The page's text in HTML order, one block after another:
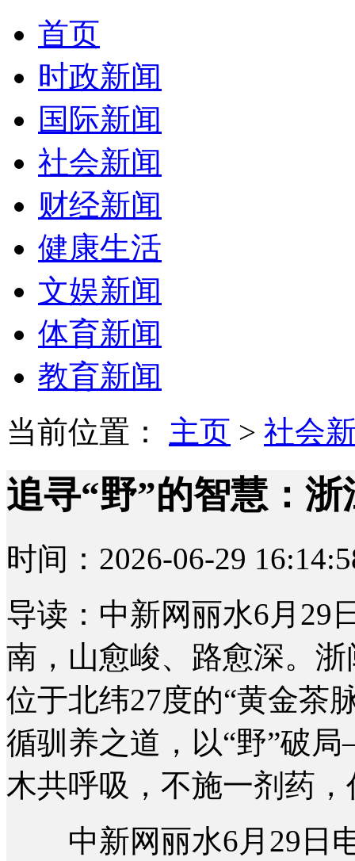
首页
时政新闻
国际新闻
社会新闻
财经新闻
健康生活
文娱新闻
体育新闻
教育新闻
当前位置： 主页 > 社会
追寻“野”的智慧：
时间：2026-06-29
导读：中新网丽水6月29
南，山愈峻、路愈深。
位于北纬27度的“黄金茶
循驯养之道，以“野”破
木共呼吸，不施一剂药
中新网丽水6月29日电